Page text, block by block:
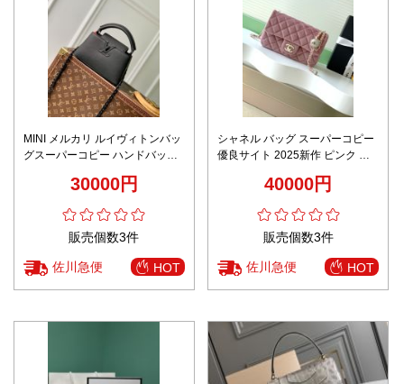
MINI メルカリ ルイヴィトンバッ
グスーパーコピー ハンドバッグ
30000円
販売個数3件
佐川急便 HOT
シャネル バッグ スーパーコピー
優良サイト 2025新作 ピンク 高
ーンショルダー 即納対応
40000円
販売個数3件
佐川急便 HOT